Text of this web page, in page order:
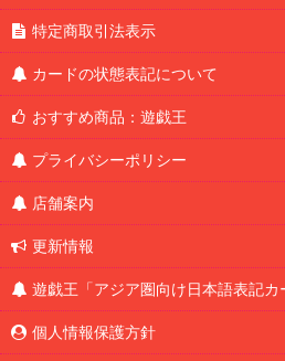
特定商取引法表示
カードの状態表記について
おすすめ商品：遊戯王
プライバシーポリシー
店舗案内
更新情報
遊戯王「アジア圏向け日本語表記カ
個人情報保護方針